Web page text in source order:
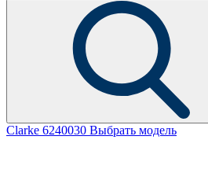
Clarke 6240030 Выбрать модель